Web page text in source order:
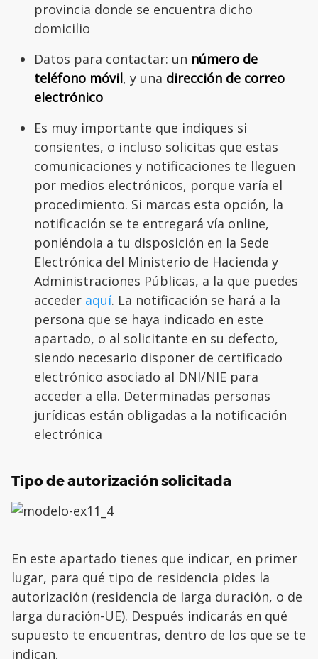
provincia donde se encuentra dicho
domicilio
Datos para contactar: un número de
teléfono móvil, y una dirección de correo
electrónico
Es muy importante que indiques si
consientes, o incluso solicitas que estas
comunicaciones y notificaciones te lleguen
por medios electrónicos, porque varía el
procedimiento. Si marcas esta opción, la
notificación se te entregará vía online,
poniéndola a tu disposición en la Sede
Electrónica del Ministerio de Hacienda y
Administraciones Públicas, a la que puedes
acceder aquí. La notificación se hará a la
persona que se haya indicado en este
apartado, o al solicitante en su defecto,
siendo necesario disponer de certificado
electrónico asociado al DNI/NIE para
acceder a ella. Determinadas personas
jurídicas están obligadas a la notificación
electrónica
Tipo de autorización solicitada
En este apartado tienes que indicar, en primer
lugar, para qué tipo de residencia pides la
autorización (residencia de larga duración, o de
larga duración-UE). Después indicarás en qué
supuesto te encuentras, dentro de los que se te
indican.